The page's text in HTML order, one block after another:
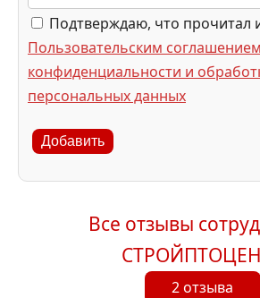
Подтверждаю, что прочитал
Пользовательским соглашением
конфиденциальности и
персональных данных
Добавить
Все отзывы
2 отзыва